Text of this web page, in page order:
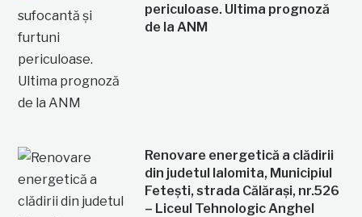
periculoase. Ultima prognoză
de la ANM
Renovare energetică a clădirii
din judetul Ialomita, Municipiul
Fetești, strada Călărași, nr.526
– Liceul Tehnologic Anghel